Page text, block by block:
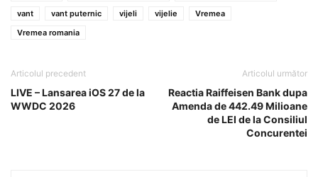
vant
vant puternic vijeli vijelie
Vremea
Vremea romania
Articolul precedent
LIVE – Lansarea iOS 27 de la
WWDC 2026
Articolul următor
Reactia Raiffeisen Bank dupa
Amenda de 442.49 Milioane
de LEI de la Consiliul
Concurentei